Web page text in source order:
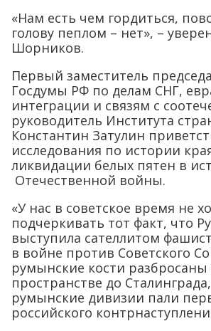
«Нам есть чем гордиться,
голову пеплом – нет», –
Шорников.
Первый заместитель
Госдумы РФ по делам СНГ,
интеграции и связям с
руководитель Института
Константин Затулин
исследования по истории
ликвидации белых пятен в
Отечественной войны.
«У нас в советское время не
подчеркивать тот факт, что
выступила сателлитом
в войне против Советского
румынские кости
пространстве до
румынские дивизии пали
российского